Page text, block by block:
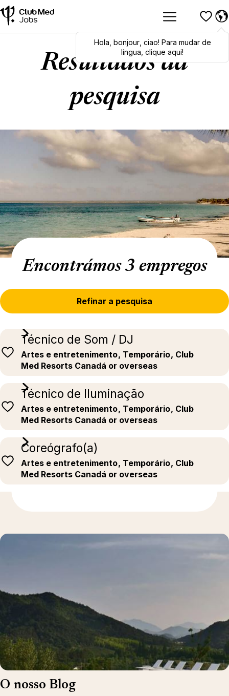
Hola,bonjour,ciao! To switch
languages, click here!
Hola bonjour, ciao! Para mudar de
língua, clique aqui!
Resultados da
pesquisa
Encontrámos 3 empregos
Refinar a pesquisa
Técnico de Som / DJ
Artes e entretenimento, Temporário, Club
Med Resorts Canadá or overseas
Técnico de Iluminação
Artes e entretenimento, Temporário, Club
Med Resorts Canadá or overseas
Coreógrafo(a)
Artes e entretenimento, Temporário, Club
Med Resorts Canadá or overseas
O nosso Blog